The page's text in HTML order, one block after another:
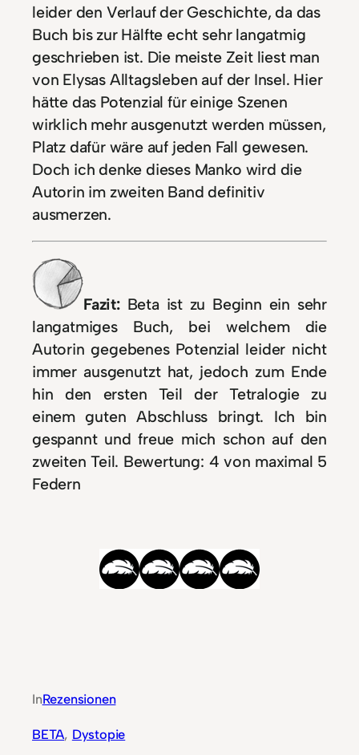
leider den Verlauf der Geschichte, da das
Buch bis zur Hälfte echt sehr langatmig
geschrieben ist. Die meiste Zeit liest man
von Elysas Alltagsleben auf der Insel. Hier
hätte das Potenzial für einige Szenen
wirklich mehr ausgenutzt werden müssen,
Platz dafür wäre auf jeden Fall gewesen.
Doch ich denke dieses Manko wird die
Autorin im zweiten Band definitiv
ausmerzen.
Fazit: Beta ist zu Beginn ein sehr
langatmiges Buch, bei welchem die
Autorin gegebenes Potenzial leider nicht
immer ausgenutzt hat, jedoch zum Ende
hin den ersten Teil der Tetralogie zu
einem guten Abschluss bringt. Ich bin
gespannt und freue mich schon auf den
zweiten Teil. Bewertung: 4 von maximal 5
Federn
InRezensionen
BETA, Dystopie